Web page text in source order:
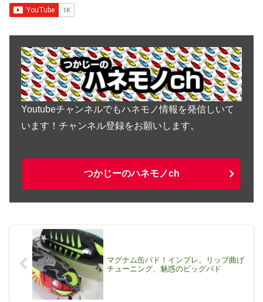
Youtubeチャンネルでもハネモノ情報を発信しいて
います！チャンネル登録をお願いします。
つかじーのハネモノch
マグナム缶バド！インプレ。リップ曲げ
チューニング、魅惑のビッグバド